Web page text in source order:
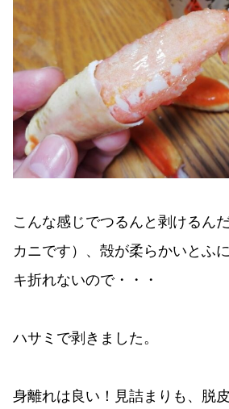
こんな感じでつるんと剥けるん
カニです）、殻が柔らかいとふ
キ折れないので・・・
ハサミで剥きました。
身離れは良い！見詰まりも、脱